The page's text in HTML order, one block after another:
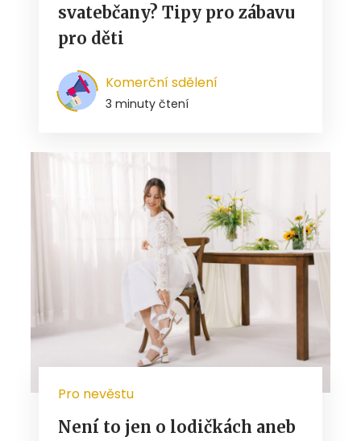
svatebčany? Tipy pro zábavu
pro děti
Komerční sdělení
3 minuty čtení
Pro nevěstu
Není to jen o lodičkách aneb